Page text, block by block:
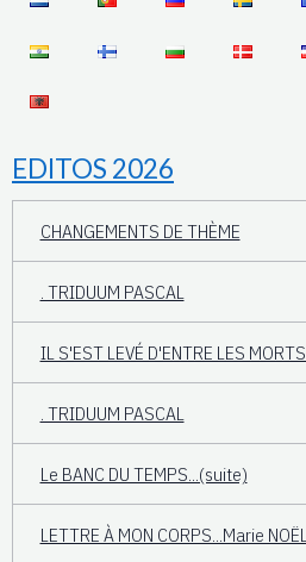
EDITOS 2026
CHANGEMENTS DE THÈME
. TRIDUUM PASCAL
IL S'EST LEVÉ D'ENTRE LES MORTS...
. TRIDUUM PASCAL
Le BANC DU TEMPS...(suite)
LETTRE À MON CORPS...Marie NOËL